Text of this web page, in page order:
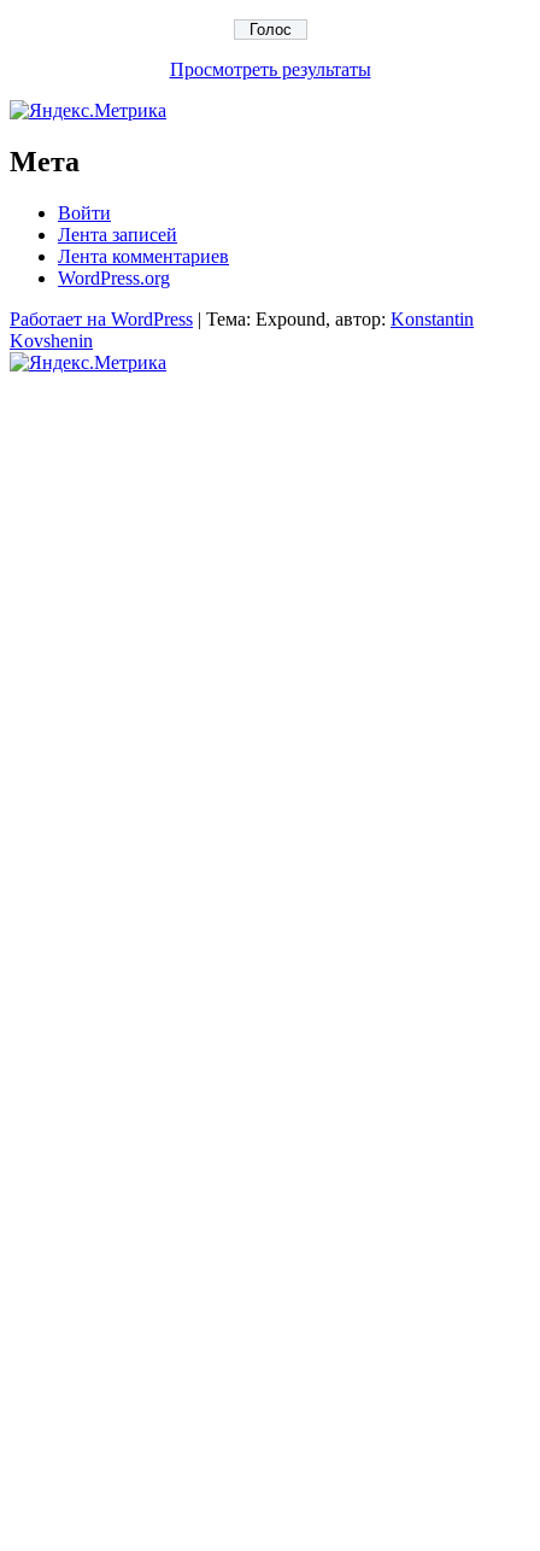
Просмотреть результаты
Мета
Войти
Лента записей
Лента комментариев
WordPress.org
Работает на WordPress | Тема: Expound, автор: Konstantin
Kovshenin